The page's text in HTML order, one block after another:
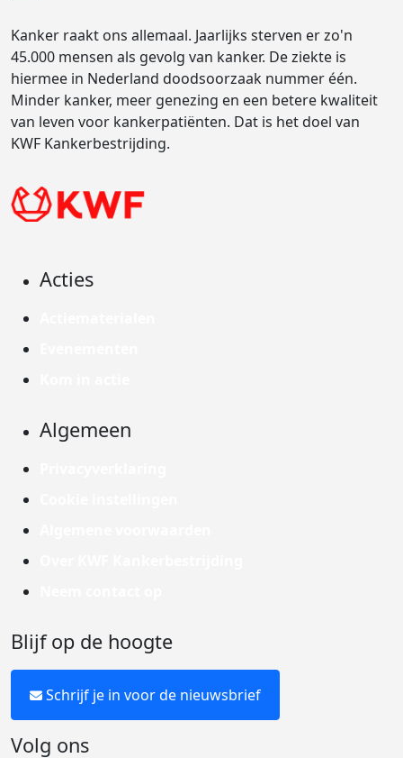
Kanker raakt ons allemaal. Jaarlijks sterven er zo'n
45.000 mensen als gevolg van kanker. De ziekte is
hiermee in Nederland doodsoorzaak nummer één.
Minder kanker, meer genezing en een betere kwaliteit
van leven voor kankerpatiënten. Dat is het doel van
KWF Kankerbestrijding.
Acties
Algemeen
Blijf op de hoogte
Schrijf je in voor de nieuwsbrief
Volg ons